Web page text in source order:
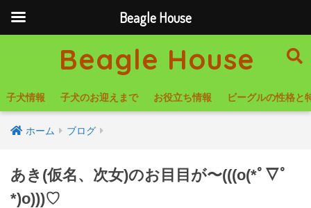
Beagle House
子犬情報 子犬のお迎えまで お役立ち情報 ビーグルの性格と
ホーム ブログ
あき(仮名、次女)のお目目が〜(((o(*ﾟ▽ﾟ
*)o)))♡
Beagle House